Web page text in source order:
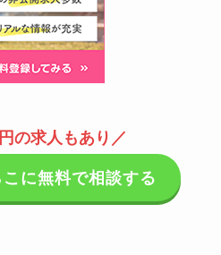
の求人もあり／
に無料で相談する